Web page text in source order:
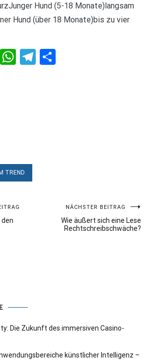
Hund (5-18 Monate)langsam
Hund (über 18 Monate)bis zu vier
RedditWhatsApp
Telegram
TREND
NÄCHSTER BEITRAG
Wie äußert sich eine Lese
Rechtschreibschwäche?
Die Zukunft des immersiven Casino-
künstlicher Intelligenz –